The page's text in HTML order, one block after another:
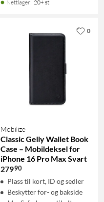
Nettlager: 20+ st
Mobilize
Classic Gelly Wallet Book
Case – Mobildeksel for
iPhone 16 Pro Max Svart
27990
Plass til kort, ID og sedler
Beskytter for- og bakside
0